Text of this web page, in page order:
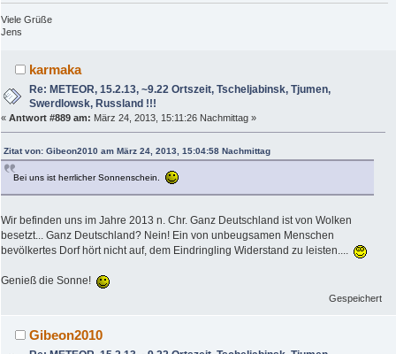
Viele Grüße
Jens
karmaka
Re: METEOR, 15.2.13, ~9.22 Ortszeit, Tscheljabinsk, Tjumen,
Swerdlowsk, Russland !!!
« Antwort #889 am: März 24, 2013, 15:11:26 Nachmittag »
Zitat von: Gibeon2010 am März 24, 2013, 15:04:58 Nachmittag
Bei uns ist herrlicher Sonnenschein.
Wir befinden uns im Jahre 2013 n. Chr. Ganz Deutschland ist von Wolken
besetzt... Ganz Deutschland? Nein! Ein von unbeugsamen Menschen
bevölkertes Dorf hört nicht auf, dem Eindringling Widerstand zu leisten....
Genieß die Sonne!
Gespeichert
Gibeon2010